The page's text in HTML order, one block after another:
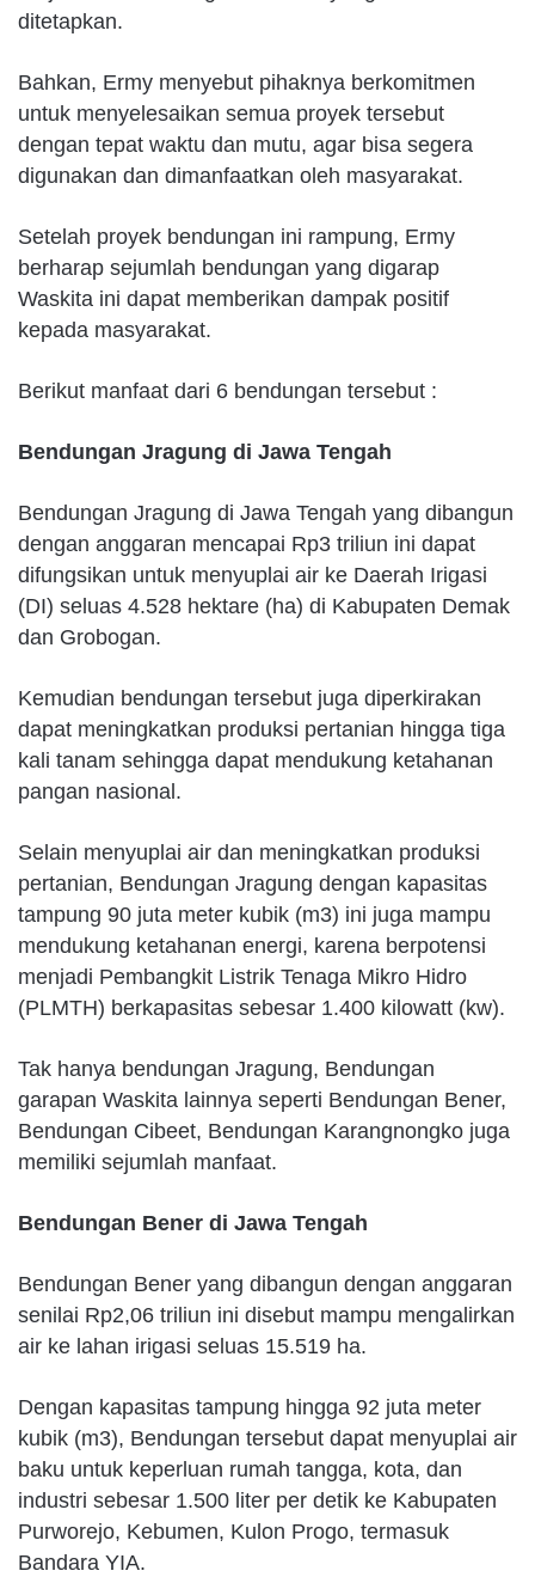
ditetapkan.
Bahkan, Ermy menyebut pihaknya berkomitmen
untuk menyelesaikan semua proyek tersebut
dengan tepat waktu dan mutu, agar bisa segera
digunakan dan dimanfaatkan oleh masyarakat.
Setelah proyek bendungan ini rampung, Ermy
berharap sejumlah bendungan yang digarap
Waskita ini dapat memberikan dampak positif
kepada masyarakat.
Berikut manfaat dari 6 bendungan tersebut :
Bendungan Jragung di Jawa Tengah
Bendungan Jragung di Jawa Tengah yang dibangun
dengan anggaran mencapai Rp3 triliun ini dapat
difungsikan untuk menyuplai air ke Daerah Irigasi
(DI) seluas 4.528 hektare (ha) di Kabupaten Demak
dan Grobogan.
Kemudian bendungan tersebut juga diperkirakan
dapat meningkatkan produksi pertanian hingga tiga
kali tanam sehingga dapat mendukung ketahanan
pangan nasional.
Selain menyuplai air dan meningkatkan produksi
pertanian, Bendungan Jragung dengan kapasitas
tampung 90 juta meter kubik (m3) ini juga mampu
mendukung ketahanan energi, karena berpotensi
menjadi Pembangkit Listrik Tenaga Mikro Hidro
(PLMTH) berkapasitas sebesar 1.400 kilowatt (kw).
Tak hanya bendungan Jragung, Bendungan
garapan Waskita lainnya seperti Bendungan Bener,
Bendungan Cibeet, Bendungan Karangnongko juga
memiliki sejumlah manfaat.
Bendungan Bener di Jawa Tengah
Bendungan Bener yang dibangun dengan anggaran
senilai Rp2,06 triliun ini disebut mampu mengalirkan
air ke lahan irigasi seluas 15.519 ha.
Dengan kapasitas tampung hingga 92 juta meter
kubik (m3), Bendungan tersebut dapat menyuplai air
baku untuk keperluan rumah tangga, kota, dan
industri sebesar 1.500 liter per detik ke Kabupaten
Purworejo, Kebumen, Kulon Progo, termasuk
Bandara YIA.